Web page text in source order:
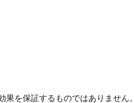
を保証するものではありません。